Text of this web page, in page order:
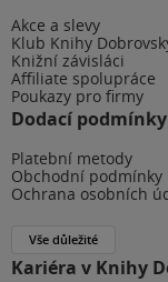
Akce a slevy
Klub Knihy
Knižní závisláci
Affiliate spolupráce
Poukazy pro firmy
Dodací podmínky
Platební metody
Obchodní podmínky
Ochrana osobních
Vše důležité
Kariéra v Knihy